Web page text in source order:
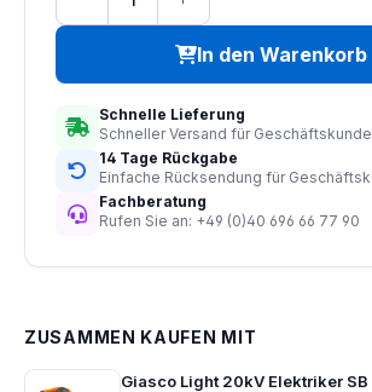
In den Warenkorb
Schnelle Lieferung
Schneller Versand für
14 Tage Rückgabe
Einfache Rücksendung für
Fachberatung
Rufen Sie an: +49 (0)40 696 66 77 90
ZUSAMMEN KAUFEN MIT
Giasco Light 20kV Elektriker